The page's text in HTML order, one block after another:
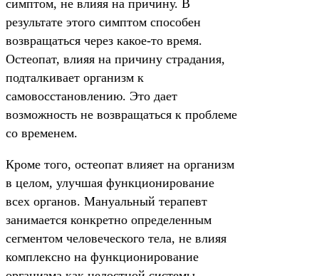
симптом, не влияя на причину. В
результате этого симптом способен
возвращаться через какое-то время.
Остеопат, влияя на причину страдания,
подталкивает организм к
самовосстановлению. Это дает
возможность не возвращаться к проблеме
со временем.
Кроме того, остеопат влияет на организм
в целом, улучшая функционирование
всех органов. Мануальный терапевт
занимается конкретно определенным
сегментом человеческого тела, не влияя
комплексно на функционирование